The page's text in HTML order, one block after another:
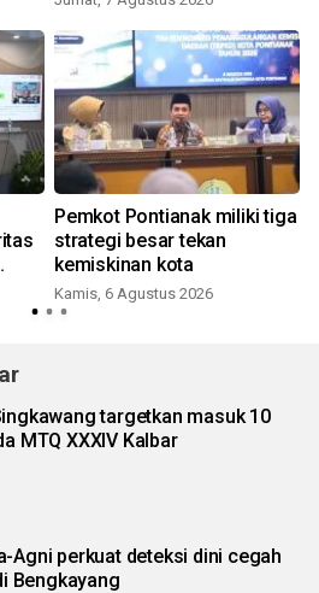
Pemkot Pontianak miliki tiga
strategi besar tekan
kemiskinan kota
Kamis, 6 Agustus 2026
targetkan masuk 10
MTQ XXXIV Kalbar
Agni perkuat deteksi dini cegah
Bengkayang